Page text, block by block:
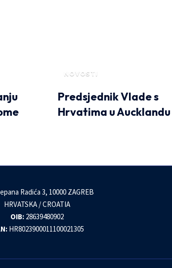
NOVOSTI
Predsjednik Vlade s
Hrvatima u Aucklandu
Radića 3, 10000 ZAGREB
HRVATSKA / CROATIA
OIB:28639480902
HR8023900011100021305